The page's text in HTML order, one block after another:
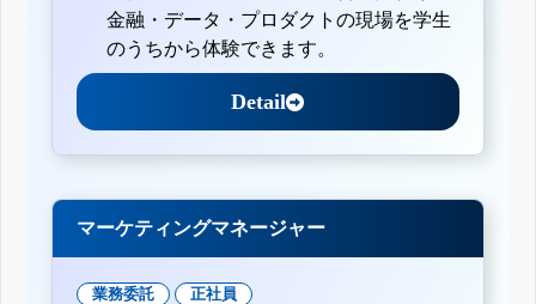
金融・データ・プロダクトの現場を学生
のうちから体験できます。
Detail
マーケティングマネージャー
業務委託 正社員